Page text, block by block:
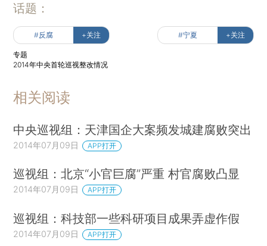
话题：
#反腐 +关注 #宁夏 +关注
专题
2014年中央首轮巡视整改情况
相关阅读
中央巡视组：天津国企大案频发城建腐败突出
2014年07月09日 APP打开
巡视组：北京“小官巨腐”严重 村官腐败凸显
2014年07月09日 APP打开
巡视组：科技部一些科研项目成果弄虚作假
2014年07月09日 APP打开